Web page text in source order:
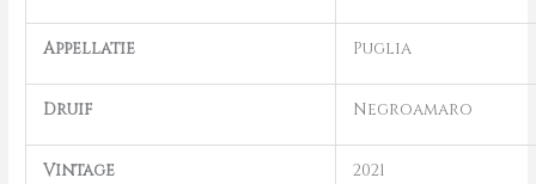
Appellatie Puglia
Druif Negroamaro
Vintage 2021